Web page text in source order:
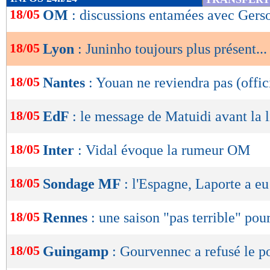
de
OK
18/05 OM : discussions entamées avec
18/05 Lyon : Juninho toujours plus présent...
18/05 Nantes : Youan ne reviendra pas
18/05 EdF : le message de Matuidi avant la
18/05 Inter : Vidal évoque la rumeur OM
18/05 Sondage MF : l'Espagne, Laporte a
18/05 Rennes : une saison "pas terrible"
18/05 Guingamp : Gourvennec a refusé le